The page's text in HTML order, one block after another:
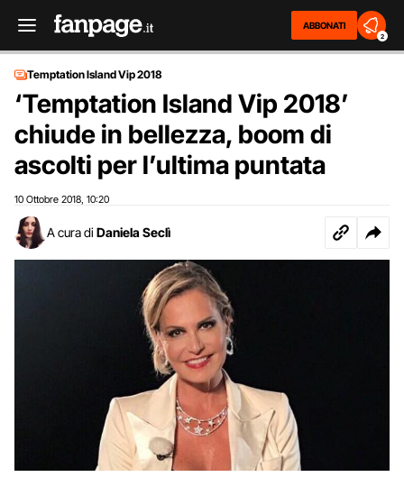
ABBONATI
2
Temptation Island Vip 2018
‘Temptation Island Vip 2018’
chiude in bellezza, boom di
ascolti per l’ultima puntata
10 Ottobre 2018 10:20
A cura di Daniela Seclì